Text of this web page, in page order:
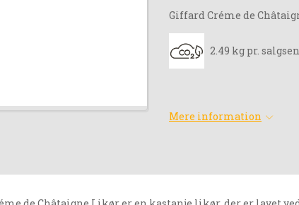
Giffard Créme de
2.49 kg pr.
Mere information